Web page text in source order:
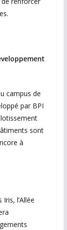
campus de
par BPI
sont
à
l’Allée